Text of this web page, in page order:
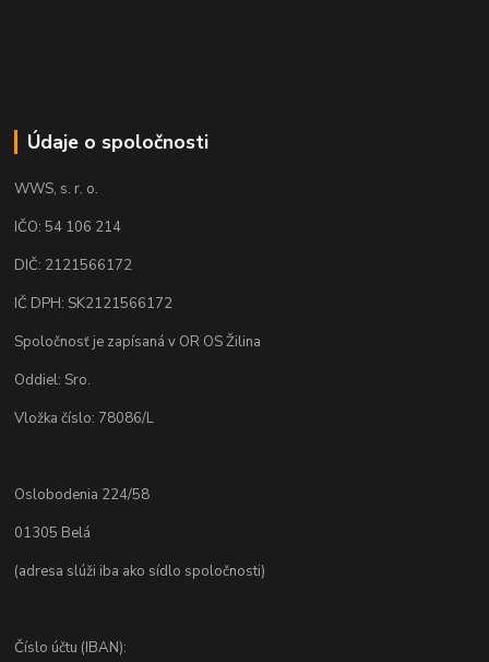
Údaje o spoločnosti
WWS, s. r. o.
IČO: 54 106 214
DIČ: 2121566172
IČ DPH: SK2121566172
Spoločnosť je zapísaná v OR OS Žilina
Oddiel: Sro.
Vložka číslo: 78086/L
Oslobodenia 224/58
01305 Belá
(adresa slúži iba ako sídlo spoločnosti)
Číslo účtu (IBAN):